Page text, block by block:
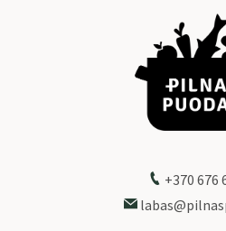
+370 676